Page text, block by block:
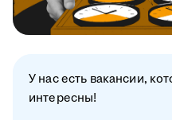
У нас есть вакансии,
интересны!